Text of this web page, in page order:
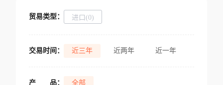
贸易类型： 进口(0)
交易时间： 近三年 近两年 近一年
产 品： 全部